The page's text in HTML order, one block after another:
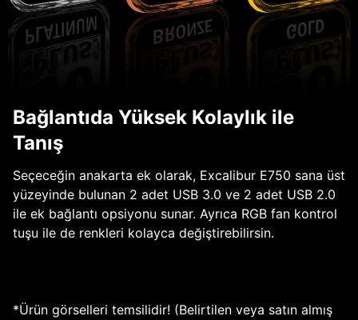
Bağlantıda Yüksek Kolaylık ile
Tanış
Seçeceğin anakarta ek olarak, Excalibur E750 sana üst
yüzeyinde bulunan 2 adet USB 3.0 ve 2 adet USB 2.0
ile ek bağlantı opsiyonu sunar. Ayrıca RGB fan kontrol
tuşu ile de renkleri kolayca değiştirebilirsin.
*Ürün görselleri temsilidir! (Belirtilen veya satın almış